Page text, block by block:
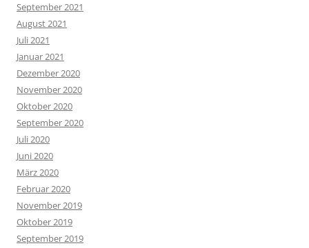
September 2021
August 2021
Juli 2021
Januar 2021
Dezember 2020
November 2020
Oktober 2020
September 2020
Juli 2020
Juni 2020
März 2020
Februar 2020
November 2019
Oktober 2019
September 2019